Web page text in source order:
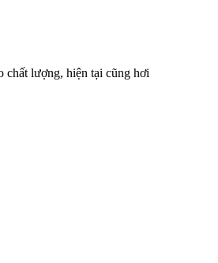
chất lượng, hiện tại cũng hơi